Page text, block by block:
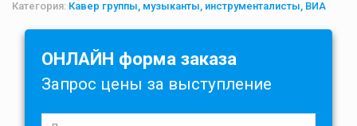
Категория: Кавер группы, музыканты, инструменталисты, ВИА
ОНЛАЙН форма заказа
Запрос цены за выступление